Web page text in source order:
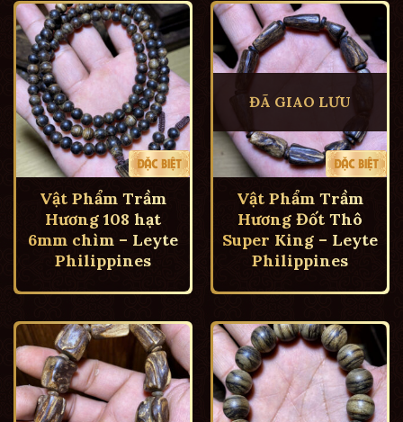
Vật Phẩm Trầm
Hương 108 hạt
6mm chìm – Leyte
Philippines
ĐÃ GIAO LƯU
Vật Phẩm Trầm
Hương Đốt Thô
Super King – Leyte
Philippines